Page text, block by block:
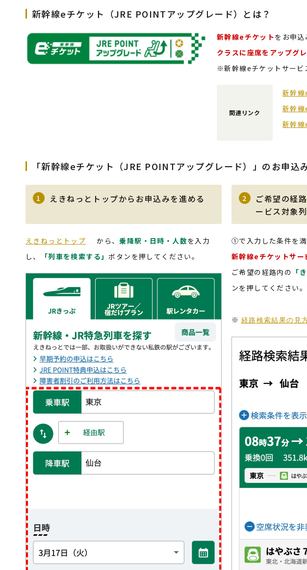
新幹線eチケット（JRE POINTアップグレード）とは？
新幹線eチケットをお申込
クラスに座席をアップグ
※新幹線eチケットサービ
関連リンク
新幹
新幹
新幹
「新幹線eチケット（JRE POINTアップグレード）」のお申込
1 えきねっとトップからお申込みを進める
えきねっとトップ から、乗降駅・日時・人数を入力
し、
「列車を検索する」ボタンを押してください。
2
ご希望の経
ービス対象
①で入力した条件を満
新幹線eチケットサ
ご希望の経路内の 「
ンを押してください。
※ 経路検索結果の見